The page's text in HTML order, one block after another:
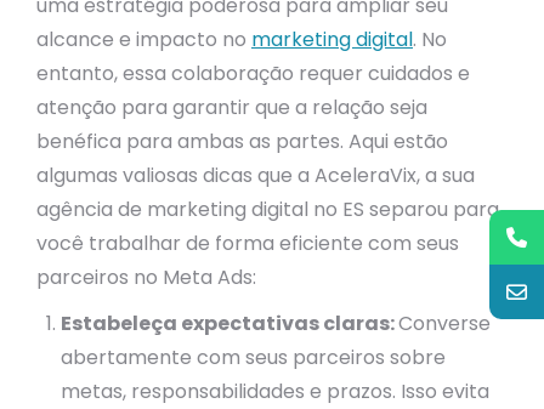
alcance e impacto no marketing digital. No
entanto, essa colaboração requer cuidados e
atenção para garantir que a relação seja
benéfica para ambas as partes. Aqui estão
algumas valiosas dicas que a AceleraVix, a sua
agência de marketing digital no ES separou para
você trabalhar de forma eficiente com seus
parceiros no Meta Ads:
Estabeleça expectativas claras:Converse
abertamente com seus parceiros sobre
metas, responsabilidades e prazos. Isso evita